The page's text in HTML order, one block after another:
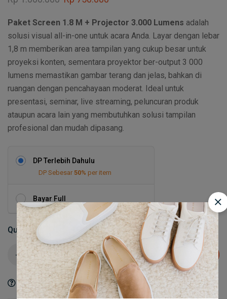
Paket Screen 1.8 M + Projector 3.000 Lumens adalah
solusi visual all-in-one untuk acara Anda. Layar dengan lebar
1,8 m memberikan area tampilan yang cukup besar untuk
proyeksi konten, sementara proyektor ber-output 3 000
lumens memastikan gambar terang dan jelas, bahkan di
ruangan dengan pencahayaan moderat. Ideal untuk
presentasi, seminar, live streaming, peluncuran produk
ataupun acara lain yang membutuhkan solusi tampilan
profesional dan mudah dipasang.
DP Terlebih Dahulu
DP Sebesar 50% per item
Bayar Full
Quantity
Add to cart
Ask a Question Share